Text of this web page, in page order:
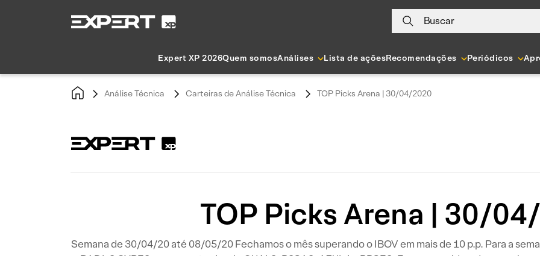
Buscar
Expert XP 2026Quem somosAnálises Lista de açõesRecomendações Periódicos
Análise Técnica Carteiras de Análise Técnica TOP Picks Arena | 30/04/2020
TOP Picks Arena | 30/
Semana de 30/04/20 até 08/05/20 Fechamos o mês superando o IBOV em mais de 10 p.p. Para a